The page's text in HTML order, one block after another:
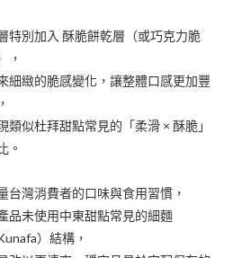
特別加入 酥脆餅乾層（或巧克力脆
，
細緻的脆感變化，讓整體口感更加豐
類似杜拜甜點常見的「柔滑 × 酥脆」
。
台灣消費者的口味與食用習慣，
品未使用中東甜點常見的細麵
Kunafa）結構，